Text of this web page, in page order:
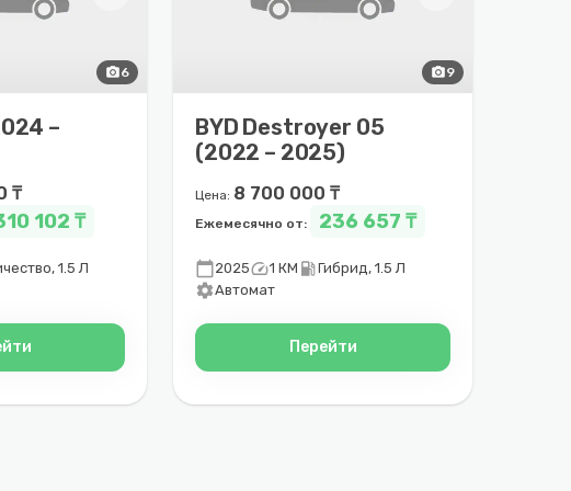
photo_camera6
–
₸
102 ₸
1.5 Л
photo_camera9
BYD Destroyer 05
(2022 – 2025)
Цена: 8 700 000 ₸
Ежемесячно от: 236 657 ₸
calendar_today2025speed1 КМ local_gas_stationГибрид, 1.5 Л
settingsАвтомат
Перейти